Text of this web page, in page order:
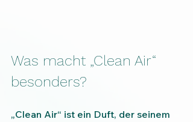
Was macht „Clean Air“
besonders?
„Clean Air“ ist ein Duft, der seinem